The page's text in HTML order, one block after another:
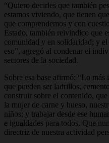
“Quiero decirles que también
estamos viviendo, que tienen
que comprendemos y con
Estado, también reivindico que
comunidad y en solidaridad; y el
eso”, agregó al condenar el
sectores de la sociedad.
Sobre esa base afirmó: “Lo más
que pueden ser ladrillos,
construir sobre el contenido,
la mujer de carne y hueso,
niños; y trabajar desde ese
e igualdades para todos. Que
directriz de nuestra actividad